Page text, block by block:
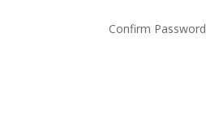
Confirm Password